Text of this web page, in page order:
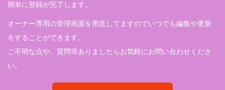
簡単に登録が完了します。
オーナー専用の管理画面を用意してますのでいつでも編集や更新
をすることができます。
ご不明な点や、質問等ありましたらお気軽にお問い合わせくださ
い。